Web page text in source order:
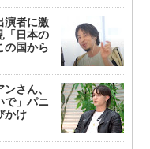
演者に激
「日本の
の国から
さん、
で」パニ
かけ